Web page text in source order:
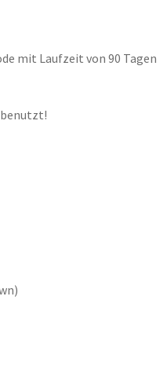
mit Laufzeit von 90 Tagen